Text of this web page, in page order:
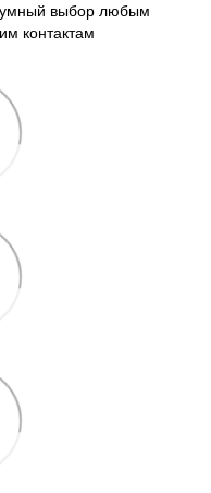
выбор любым
контактам